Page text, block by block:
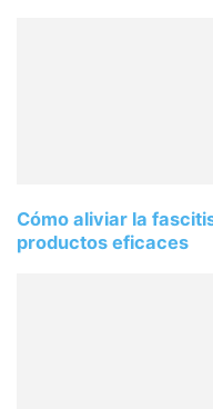
Cómo aliviar la
productos eficaces